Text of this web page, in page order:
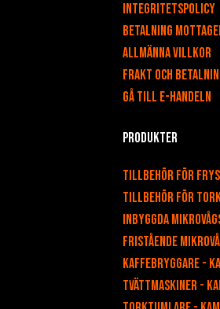
Integritetspolicy
Betalning
Allmänna villkor
Frakt och
Gå till e-handeln
Produkter
Tillbehör för
Tillbehör för
Inbyggda
Fristående
Kaffebryggare -
Tvättmaskiner -